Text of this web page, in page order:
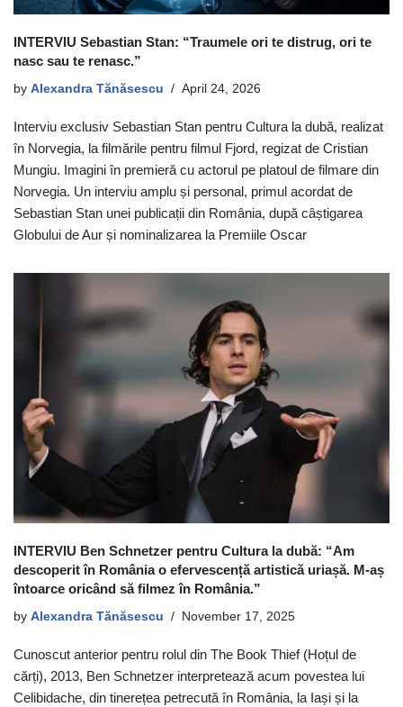
INTERVIU Sebastian Stan: “Traumele ori te distrug, ori te
nasc sau te renasc.”
by Alexandra Tănăsescu April 24, 2026
Interviu exclusiv Sebastian Stan pentru Cultura la dubă, realizat
în Norvegia, la filmările pentru filmul Fjord, regizat de Cristian
Mungiu. Imagini în premieră cu actorul pe platoul de filmare din
Norvegia. Un interviu amplu și personal, primul acordat de
Sebastian Stan unei publicații din România, după câștigarea
Globului de Aur și nominalizarea la Premiile Oscar
INTERVIU Ben Schnetzer pentru Cultura la dubă: “Am
descoperit în România o efervescență artistică uriașă. M-aș
întoarce oricând să filmez în România.”
by Alexandra Tănăsescu November 17, 2025
Cunoscut anterior pentru rolul din The Book Thief (Hoțul de
cărți), 2013, Ben Schnetzer interpretează acum povestea lui
Celibidache, din tinerețea petrecută în România, la Iași și la